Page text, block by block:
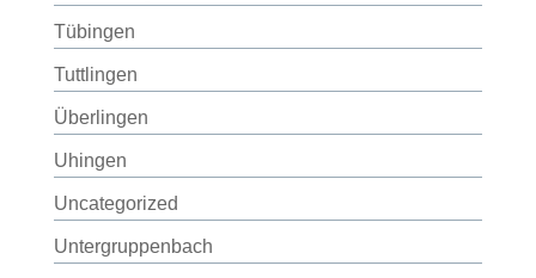
Tübingen
Tuttlingen
Überlingen
Uhingen
Uncategorized
Untergruppenbach